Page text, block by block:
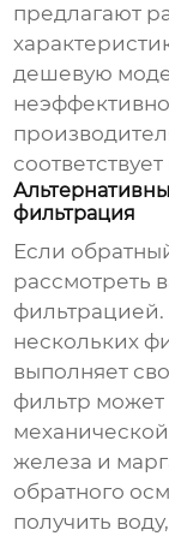
предлагают
дешевую
фильтрация
Если
рассмотреть
фильтрацией.
нескольких
выполняет
фильтр может
железа и
обратного
получить